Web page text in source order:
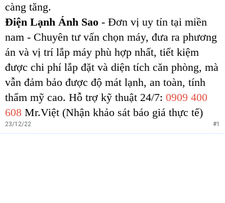
càng tăng.
Điện Lạnh Ánh Sao - Đơn vị uy tín tại miền
nam - Chuyên tư vấn chọn máy, đưa ra phương
án và vị trí lắp máy phù hợp nhất, tiết kiệm
được chi phí lắp đặt và diện tích căn phòng, mà
vẫn đảm bảo được độ mát lạnh, an toàn, tính
thẩm mỹ cao. Hỗ trợ kỹ thuật 24/7: 0909 400
608 Mr.Việt (Nhận khảo sát báo giá thực tế)
23/12/22 #1